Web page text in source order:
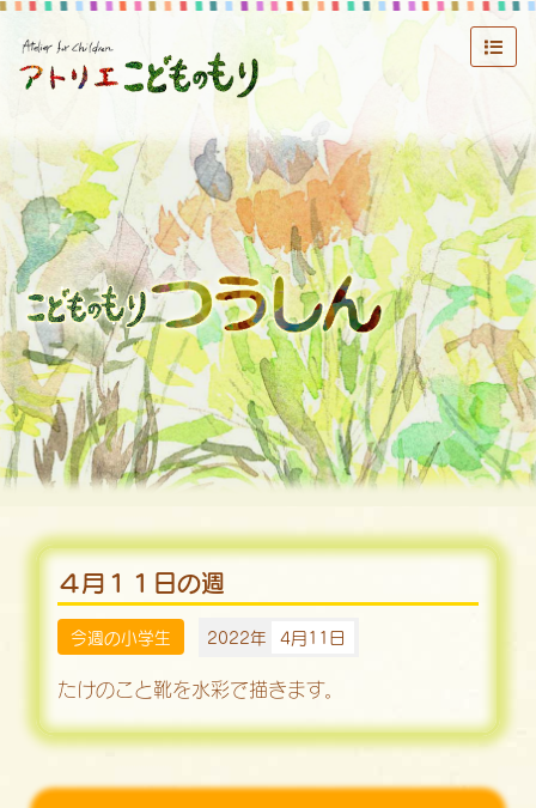
４月１１日の週
今週の小学生 2022年 4月11日
たけのこと靴を水彩で描きます。